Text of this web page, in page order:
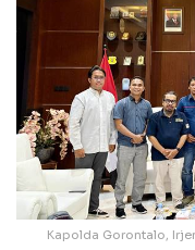
Kapolda Gorontalo,